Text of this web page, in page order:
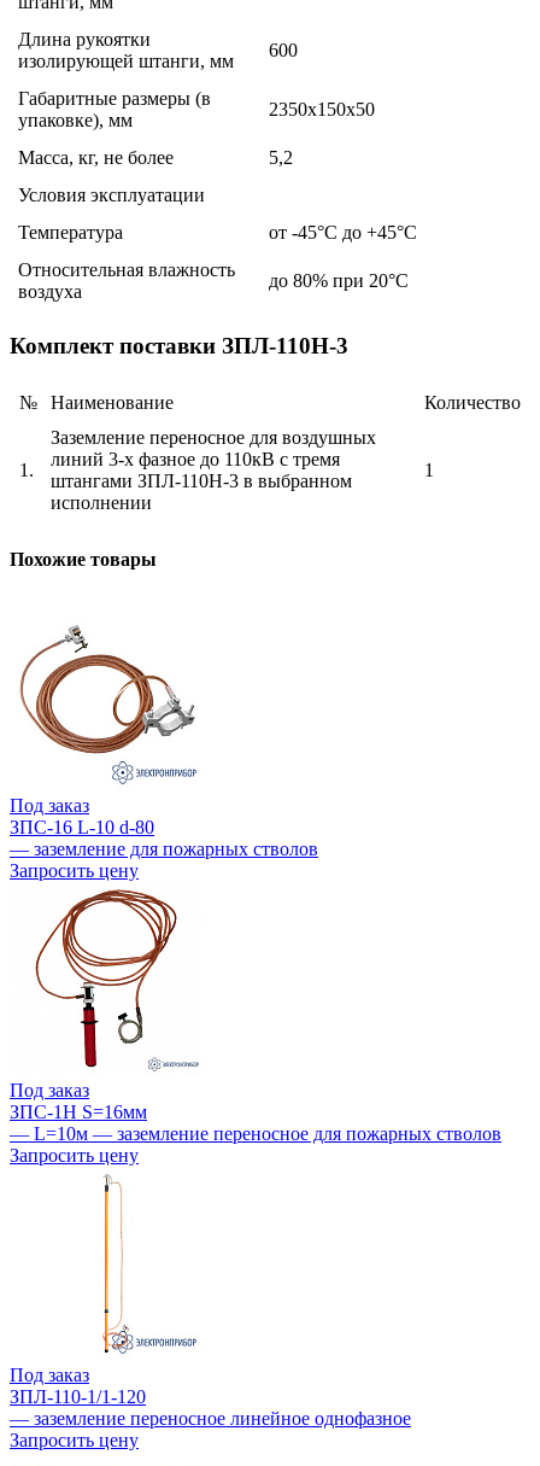
Длина рукоятки
изолирующей штанги, мм
600
Габаритные размеры (в
упаковке), мм
2350x150x50
Масса, кг, не более
5,2
Условия эксплуатации
Температура
от -45°С до +45°С
Относительная влажность
воздуха
до 80% при 20°С
Комплект поставки ЗПЛ-110Н-3
№ Наименование Количество
1.
Заземление переносное для воздушных
линий 3-х фазное до 110кВ с тремя
штангами ЗПЛ-110Н-3 в выбранном
исполнении
1
Похожие товары
Под заказ
ЗПС-16 L-10 d-80
— заземление для пожарных стволов
Запросить цену
Под заказ
ЗПС-1Н S=16мм
— L=10м — заземление переносное для пожарных стволов
Запросить цену
Под заказ
ЗПЛ-110-1/1-120
— заземление переносное линейное однофазное
Запросить цену